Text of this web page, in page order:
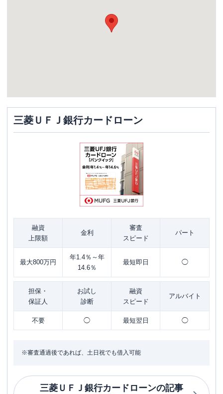
三菱ＵＦＪ銀行カードローン
融資
上限額
金利
審査
スピード
パート
最大800万円
年1.4％～年
14.6％
最短即日 ◯
担保・
保証人
お試し
診断
融資
スピード
アルバイト
不要 ◯ 最短翌日 ◯
※審査通過後であれば、土日祝でも借入可能
三菱ＵＦＪ銀行カードローンの記事